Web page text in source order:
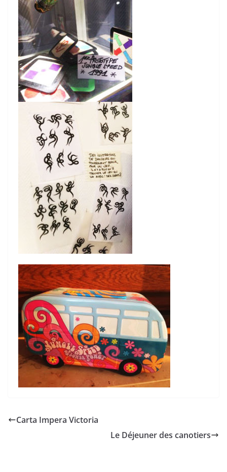
Carta Impera Victoria
Le Déjeuner des canotiers